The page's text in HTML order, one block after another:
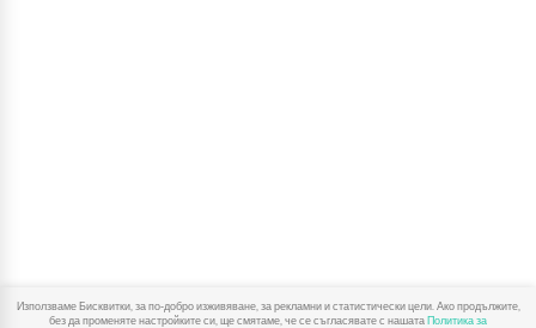
Използваме Бисквитки, за по-добро изживяване, за рекламни и статистически цели. Ако продължите,
без да променяте настройките си, ще смятаме, че се съгласявате с нашатаПолитика за